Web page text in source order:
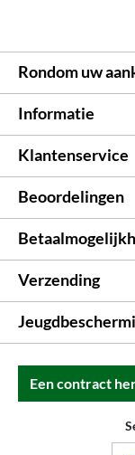
Rondom uw
Informatie
Klantenservice
Beoordelingen
Verzending
Een contract